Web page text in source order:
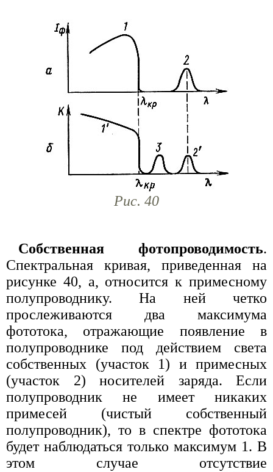
Рис. 40
Собственная фотопроводимость.
Спектральная кривая, приведенная на
рисунке 40, а, относится к примесному
полупроводнику. На ней четко
прослеживаются два максимума
фототока, отражающие появление в
полупроводнике под действием света
собственных (участок 1) и примесных
(участок 2) носителей заряда. Если
полупроводник не имеет никаких
примесей (чистый собственный
полупроводник), то в спектре фототока
будет наблюдаться только максимум 1. В
этом случае отсутствие